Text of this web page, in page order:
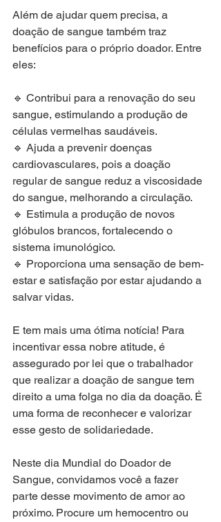
Além de ajudar quem precisa, a
doação de sangue também traz
benefícios para o próprio doador. Entre
eles:
🔹 Contribui para a renovação do seu
sangue, estimulando a produção de
células vermelhas saudáveis.
🔹 Ajuda a prevenir doenças
cardiovasculares, pois a doação
regular de sangue reduz a viscosidade
do sangue, melhorando a circulação.
🔹 Estimula a produção de novos
glóbulos brancos, fortalecendo o
sistema imunológico.
🔹 Proporciona uma sensação de bem-
estar e satisfação por estar ajudando a
salvar vidas.
E tem mais uma ótima notícia! Para
incentivar essa nobre atitude, é
assegurado por lei que o trabalhador
que realizar a doação de sangue tem
direito a uma folga no dia da doação. É
uma forma de reconhecer e valorizar
esse gesto de solidariedade.
Neste dia Mundial do Doador de
Sangue, convidamos você a fazer
parte desse movimento de amor ao
próximo. Procure um hemocentro ou